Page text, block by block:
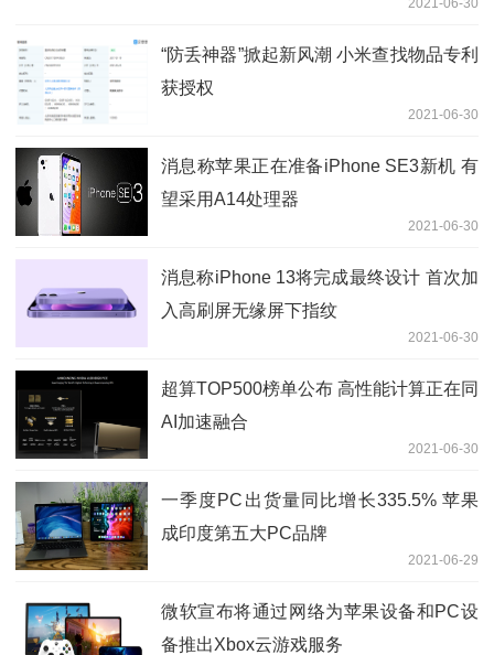
“防丢神器”掀起新风潮 小米查找物品专利
获授权
2021-06-30
消息称苹果正在准备iPhone SE3新机 有
望采用A14处理器
2021-06-30
消息称iPhone 13将完成最终设计 首次加
入高刷屏无缘屏下指纹
2021-06-30
超算TOP500榜单公布 高性能计算正在同
AI加速融合
2021-06-30
一季度PC出货量同比增长335.5% 苹果
成印度第五大PC品牌
2021-06-29
微软宣布将通过网络为苹果设备和PC设
备推出Xbox云游戏服务